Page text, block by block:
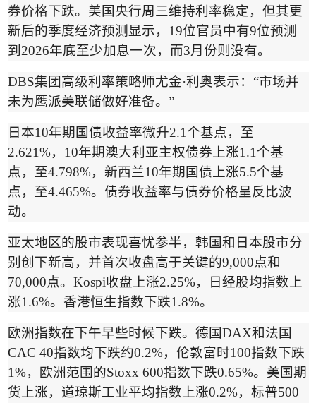
券价格下跌。美国央行周三维持利率稳定，但其更
新后的季度经济预测显示， 19位官员中有9位预测
到 2026年底至少加息一次，而3月份则没有。
DBS集团高级利率策略师尤金·利奥表示： “市场并
未为鹰派美联储做好准备。 ”
日本10年期国债收益率微升2.1个基点，至
2.621%， 10年期澳大利亚主权债券上涨1.1个基
点，至4.798%，新西兰10年期国债上涨5.5个基
点，至4.465%。债券收益率与债券价格呈反比波
动。
亚太地区的股市表现喜忧参半，韩国和日本股市分
别创下新高，并首次收盘高于关键的9,000点和
70,000点。 Kospi收盘上涨2.25%，日经股均指数上
涨1.6%。香港恒生指数下跌1.8%。
欧洲指数在下午早些时候下跌。德国DAX和法国
CAC 40指数均下跌约0.2%，伦敦富时100指数下跌
1%，欧洲范围的Stoxx 600指数下跌0.65%。美国期
货上涨，道琼斯工业平均指数上涨0.2%，标普500